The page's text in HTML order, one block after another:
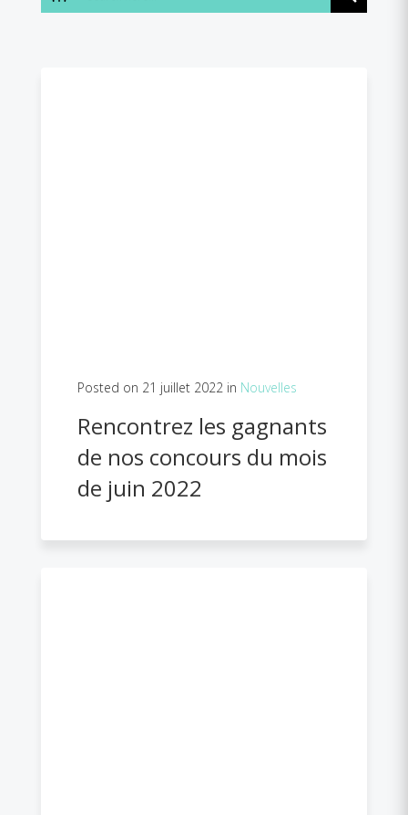
Posted on 21 juillet 2022 in Nouvelles
Rencontrez les gagnants
de nos concours du mois
de juin 2022